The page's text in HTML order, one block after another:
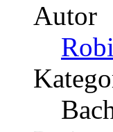
Autor